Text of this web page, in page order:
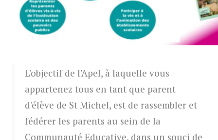
L'objectif de l'Apel, à laquelle vous
appartenez tous en tant que parent
d'élève de St Michel, est de rassembler et
fédérer les parents au sein de la
Communauté Educative, dans un souci de